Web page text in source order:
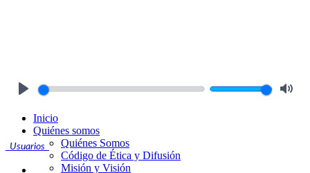
Usuarios
Inicio
Quiénes somos
Quiénes Somos
Código de Ética y Difusión
Misión y Visión